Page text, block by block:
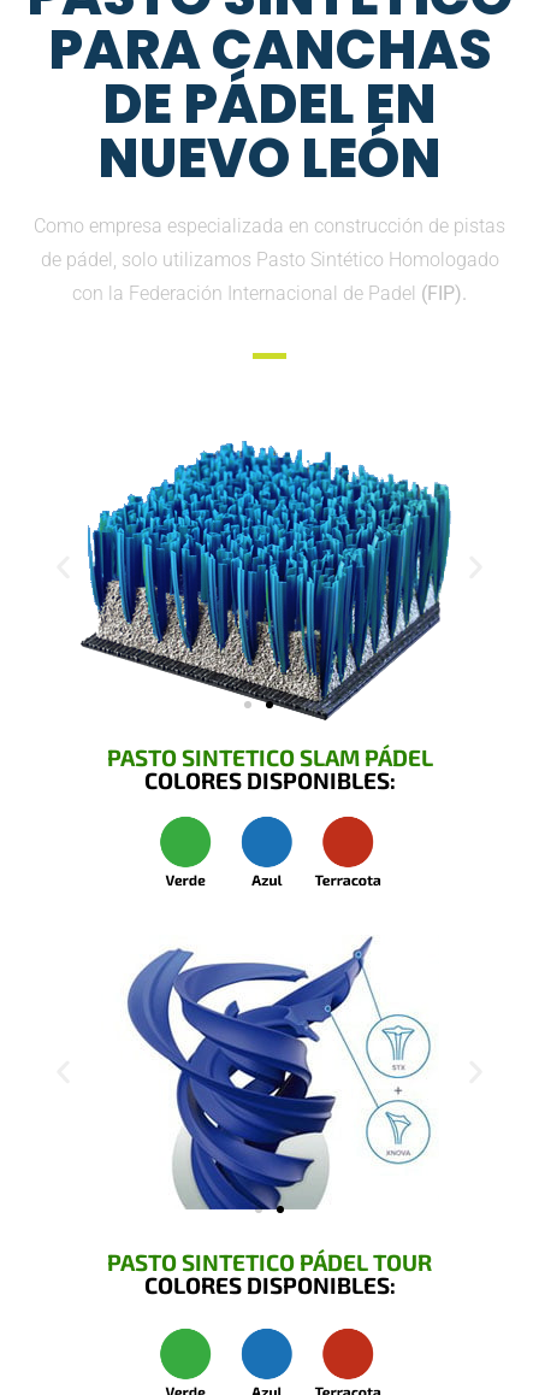
PARA CANCHAS
DE PÁDEL EN
NUEVO LEÓN
Como empresa especializada en construcción de pistas
de pádel, solo utilizamos Pasto Sintético Homologado
con la Federación Internacional de Padel (FIP).
PASTO SINTETICO SLAM PÁDEL
COLORES DISPONIBLES:
PASTO SINTETICO PÁDEL TOUR
COLORES DISPONIBLES: